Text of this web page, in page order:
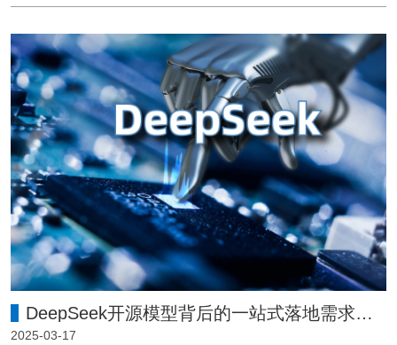
DeepSeek开源模型背后的一站式落地需求趋势
2025-03-17